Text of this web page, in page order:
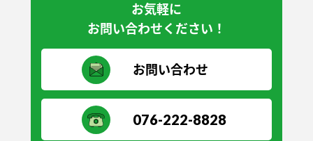
お気軽に
お問い合わせください！
お問い合わせ
076-222-8828